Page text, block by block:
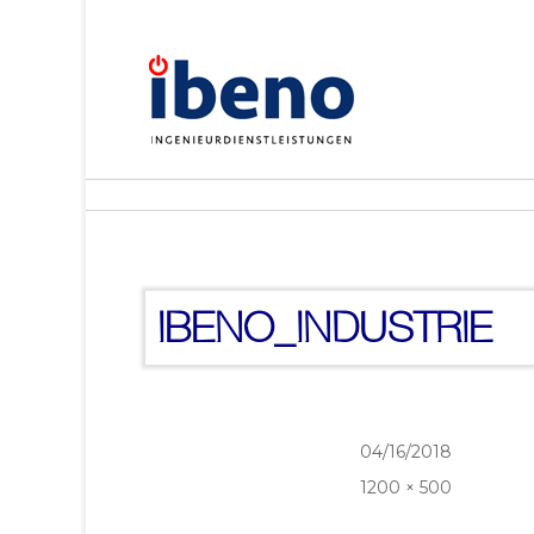
IBENO_INDUSTRIE
Veröffentlicht
am
04/16/2018
Originalgröße
1200 × 500